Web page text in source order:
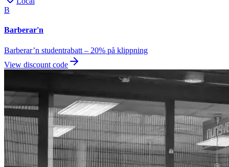
B
Barberar'n
Barberar’n studentrabatt – 20% på klippning
View discount code